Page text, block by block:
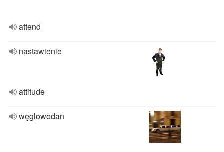
attend
nastawienie
attitude
węglowodan